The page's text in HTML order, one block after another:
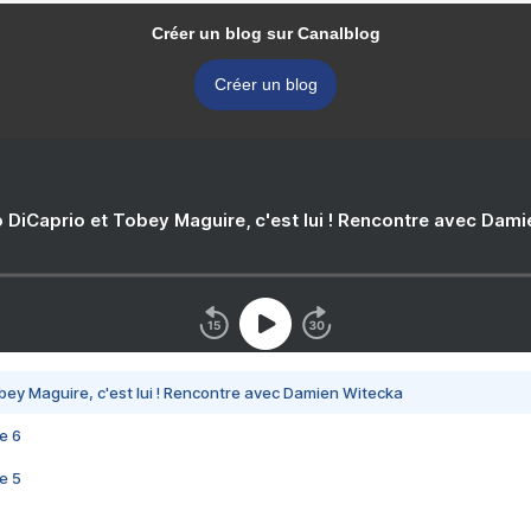
Créer un blog sur Canalblog
Créer un blog
DiCaprio et Tobey Maguire, c'est lui ! Rencontre avec
Maguire, c'est lui ! Rencontre avec Damien Witecka
6
5